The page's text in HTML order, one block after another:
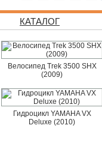
КАТАЛОГ
Велосипед Trek 3500 SHX
(2009)
Гидроцикл YAMAHA VX
Deluxe (2010)